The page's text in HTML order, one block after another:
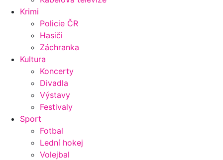
Krimi
Policie ČR
Hasiči
Záchranka
Kultura
Koncerty
Divadla
Výstavy
Festivaly
Sport
Fotbal
Lední hokej
Volejbal